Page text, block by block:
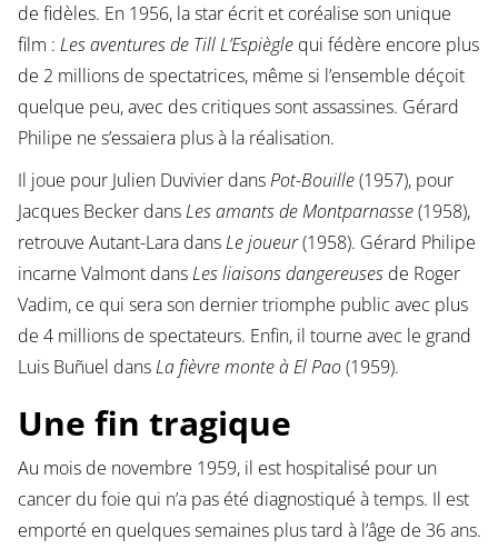
de fidèles. En 1956, la star écrit et coréalise son unique
film : Les aventures de Till L’Espiègle qui fédère encore plus
de 2 millions de spectatrices, même si l’ensemble déçoit
quelque peu, avec des critiques sont assassines. Gérard
Philipe ne s’essaiera plus à la réalisation.
Il joue pour Julien Duvivier dansPot-Bouille(1957), pour
Jacques Becker dansLes amants de Montparnasse(1958),
retrouve Autant-Lara dansLe joueur(1958). Gérard Philipe
incarne Valmont dansLes liaisons dangereusesde Roger
Vadim, ce qui sera son dernier triomphe public avec plus
de 4 millions de spectateurs. Enfin, il tourne avec le grand
Luis Buñuel dansLa fièvre monte à El Pao(1959).
Une fin tragique
Au mois de novembre 1959, il est hospitalisé pour un
cancer du foie qui n’a pas été diagnostiqué à temps. Il est
emporté en quelques semaines plus tard à l’âge de 36 ans.